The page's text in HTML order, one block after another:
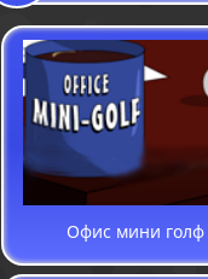
Офис мини голф